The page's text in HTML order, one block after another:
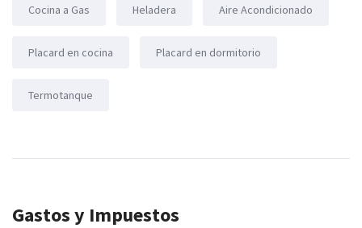
Cocina a Gas Heladera Aire Acondicionado
Placard en cocina Placard en dormitorio
Termotanque
Gastos y Impuestos